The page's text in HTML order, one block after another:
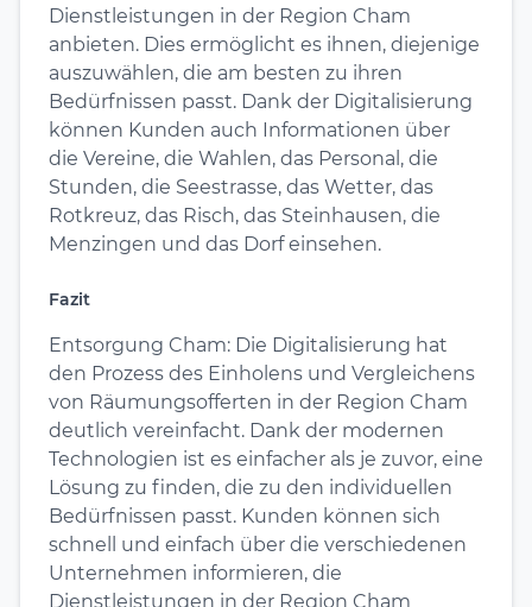
Dienstleistungen in der Region Cham
anbieten. Dies ermöglicht es ihnen, diejenige
auszuwählen, die am besten zu ihren
Bedürfnissen passt. Dank der Digitalisierung
können Kunden auch Informationen über
die Vereine, die Wahlen, das Personal, die
Stunden, die Seestrasse, das Wetter, das
Rotkreuz, das Risch, das Steinhausen, die
Menzingen und das Dorf einsehen.
Fazit
Entsorgung Cham: Die Digitalisierung hat
den Prozess des Einholens und Vergleichens
von Räumungsofferten in der Region Cham
deutlich vereinfacht. Dank der modernen
Technologien ist es einfacher als je zuvor, eine
Lösung zu finden, die zu den individuellen
Bedürfnissen passt. Kunden können sich
schnell und einfach über die verschiedenen
Unternehmen informieren, die
Dienstleistungen in der Region Cham